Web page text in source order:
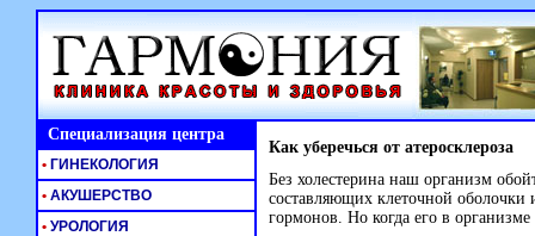
Специализация центра Как уберечься от атеросклероза
Без холестерина наш организм
составляющих клеточной оболочки
гормонов. Но когда его в
• ГИНЕКОЛОГИЯ
• АКУШЕРСТВО
• УРОЛОГИЯ